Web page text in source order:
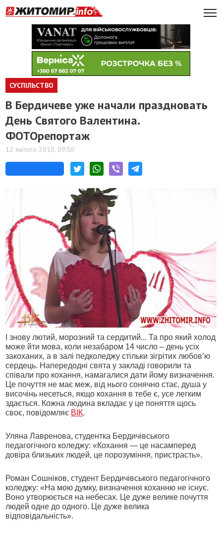
СУСПІЛЬСТВО
В Бердичеве уже начали праздновать
День Святого Валентина.
ФОТОрепортаж
12 лютого 2010, 09:50
І знову лютий, морозний та сердитий... Та про який холод
може йти мова, коли незабаром 14 число – день усіх
закоханих, а в залі педколеджу стільки зігрітих любов’ю
сердець. Напередодні свята у закладі говорили та
співали про кохання, намагалися дати йому визначення.
Це почуття не має меж, від нього сонячно стає, душа у
височінь несеться, якщо кохання в тебе є, усе легким
здається. Кожна людина вкладає у це поняття щось
своє, повідомляє ВІК.
Уляна Лавренова, студентка Бердичівського
педагогічного коледжу: «Кохання — це насамперед
довіра близьких людей, це порозуміння, пристрасть».
Роман Сошніков, студент Бердичівського педагогічного
коледжу: «На мою думку, визначення коханню не існує.
Воно утворюється на небесах. Це дуже велике почуття
людей одне до одного. Це дуже велика
відповідальність».